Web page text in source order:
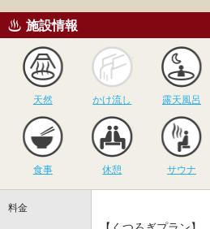
施設情報
天然
かけ流し
かけ流し 露天風呂
食事 休憩 サウナ
料金